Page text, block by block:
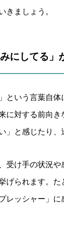
きましょう。
にしてる」
という言葉自
に対する前向
」と感じたり、
受け手の状況
げられます。
レッシャー」